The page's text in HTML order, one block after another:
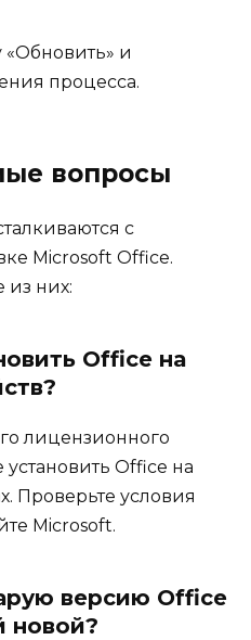
и
процесса.
вопросы
с
Microsoft Office.
из них:
Office на
лицензионного
Office на
Проверьте условия
Microsoft.
версию Office
новой?